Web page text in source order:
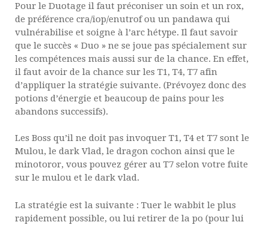
Pour le Duotage il faut préconiser un soin et un rox,
de préférence cra/iop/enutrof ou un pandawa qui
vulnérabilise et soigne à l’arc hétype. Il faut savoir
que le succès « Duo » ne se joue pas spécialement sur
les compétences mais aussi sur de la chance. En effet,
il faut avoir de la chance sur les T1, T4, T7 afin
d’appliquer la stratégie suivante. (Prévoyez donc des
potions d’énergie et beaucoup de pains pour les
abandons successifs).
Les Boss qu’il ne doit pas invoquer T1, T4 et T7 sont le
Mulou, le dark Vlad, le dragon cochon ainsi que le
minotoror, vous pouvez gérer au T7 selon votre fuite
sur le mulou et le dark vlad.
La stratégie est la suivante : Tuer le wabbit le plus
rapidement possible, ou lui retirer de la po (pour lui